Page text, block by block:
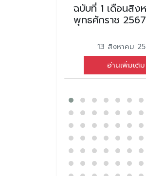
ฉบับที่ 1 เดือนสิง
พุทธศักราช 2567
13 สิงหาคม
อ่านเพิ่มเติม